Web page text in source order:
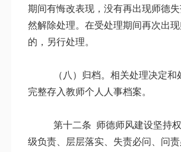
期间有悔改表现，没有再出现师德
然解除处理。在受处理期间再次出
的，另行处理。
（八）归档。相关处理决定和
完整存入教师个人人事档案。
第十二条 师德师风建设坚持
级负责、层层落实、失责必问、问责